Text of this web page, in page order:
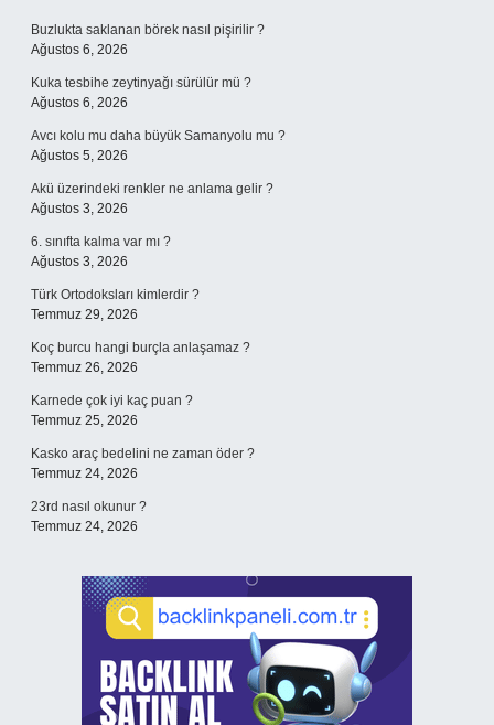
Buzlukta saklanan börek nasıl pişirilir ?
Ağustos 6, 2026
Kuka tesbihe zeytinyağı sürülür mü ?
Ağustos 6, 2026
Avcı kolu mu daha büyük Samanyolu mu ?
Ağustos 5, 2026
Akü üzerindeki renkler ne anlama gelir ?
Ağustos 3, 2026
6. sınıfta kalma var mı ?
Ağustos 3, 2026
Türk Ortodoksları kimlerdir ?
Temmuz 29, 2026
Koç burcu hangi burçla anlaşamaz ?
Temmuz 26, 2026
Karnede çok iyi kaç puan ?
Temmuz 25, 2026
Kasko araç bedelini ne zaman öder ?
Temmuz 24, 2026
23rd nasıl okunur ?
Temmuz 24, 2026